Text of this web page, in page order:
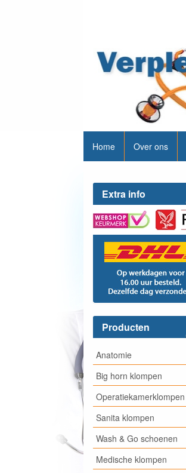
Home Over ons
Extra info
Producten
Anatomie
Big horn klompen
Operatiekamerklompen
Sanita klompen
Wash & Go schoenen
Medische klompen